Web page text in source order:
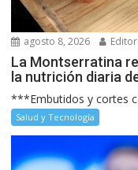
agosto 8, 2026 Editor
La Montserratina
la nutrición diaria
***Embutidos y cortes
Salud y Tecnología